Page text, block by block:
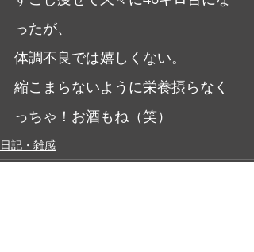
ったが、
体調不良では嬉しくない。
縮こまらないように栄養摂らなく
っちゃ！お酒もね（笑）
日記・雑感